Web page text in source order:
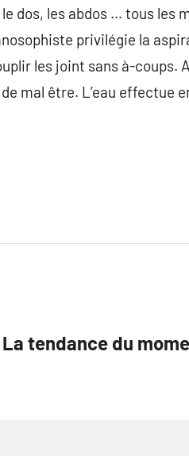
dos, les abdos … tous les
privilégie la
les joint sans à-coups.
mal être. L’eau effectue
La tendance du